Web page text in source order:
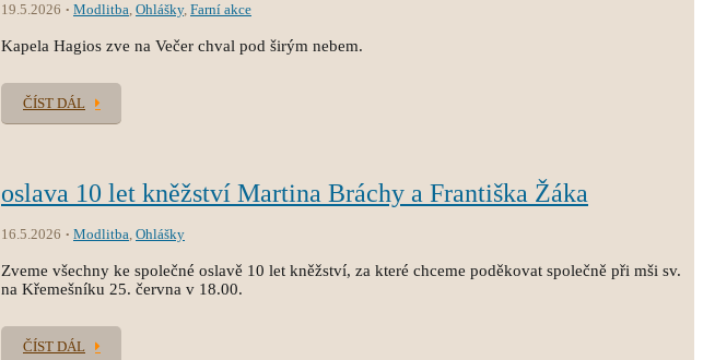
19.5.2026 Modlitba, Ohlášky, Farní akce
Kapela Hagios zve na Večer chval pod širým nebem.
ČÍST DÁL
oslava 10 let kněžství Martina Bráchy a Františka Žáka
16.5.2026 Modlitba, Ohlášky
Zveme všechny ke společné oslavě 10 let kněžství, za které chceme poděkovat společně při mši sv.
na Křemešníku 25. června v 18.00.
ČÍST DÁL